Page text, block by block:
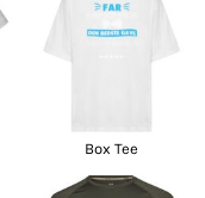
Box Tee